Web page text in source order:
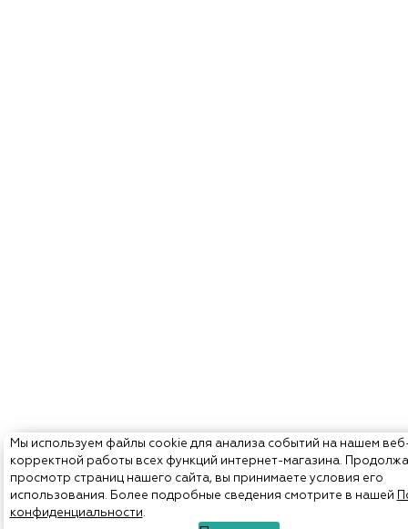
Мы используем файлы cookie для анализа событий на нашем
корректной работы всех функций интернет-магазина.
просмотр страниц нашего сайта, вы принимаете условия его
использования. Более подробные сведения смотрите в нашей
конфиденциальности.